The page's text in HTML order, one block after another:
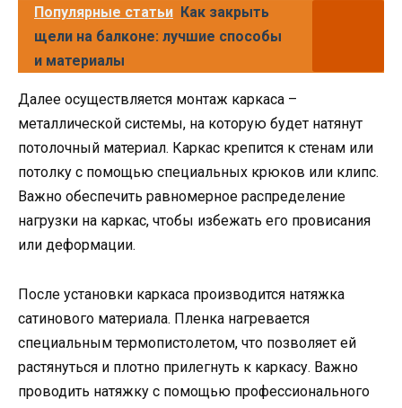
Популярные статьи Как закрыть
щели на балконе: лучшие способы
и материалы
Далее осуществляется монтаж каркаса –
металлической системы, на которую будет натянут
потолочный материал. Каркас крепится к стенам или
потолку с помощью специальных крюков или клипс.
Важно обеспечить равномерное распределение
нагрузки на каркас, чтобы избежать его провисания
или деформации.
После установки каркаса производится натяжка
сатинового материала. Пленка нагревается
специальным термопистолетом, что позволяет ей
растянуться и плотно прилегнуть к каркасу. Важно
проводить натяжку с помощью профессионального